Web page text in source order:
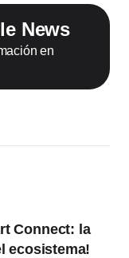
News
en
Connect: la
ecosistema!